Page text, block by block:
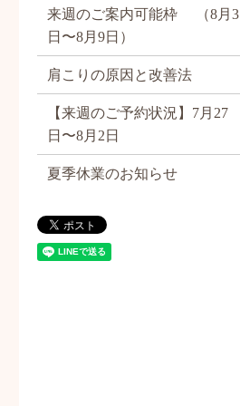
来週のご案内可能枠 （8月3
日〜8月9日）
肩こりの原因と改善法
【来週のご予約状況】7月27
日〜8月2日
夏季休業のお知らせ